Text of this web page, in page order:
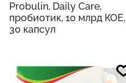
Probulin, Daily Care,
пробиотик, 10 млрд КОЕ,
30 капсул